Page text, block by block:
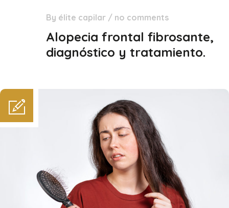
By élite capilar / no comments
Alopecia frontal fibrosante,
diagnóstico y tratamiento.